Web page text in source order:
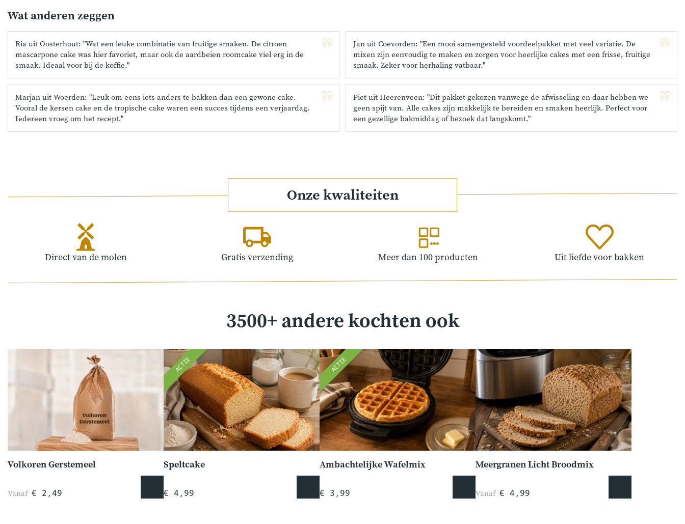
Wat anderen zeggen
Ria uit Oosterhout: "Wat een leuke combinatie van fruitige smaken. De citroen
mascarpone cake was hier favoriet, maar ook de aardbeien roomcake viel erg in de
smaak. Ideaal voor bij de koffie."
Jan uit Coevorden: "Een mooi samengesteld voordeelpakket met veel variatie. De
mixen zijn eenvoudig te maken en zorgen voor heerlijke cakes met een frisse, fruitige
smaak. Zeker voor herhaling vatbaar."
Marjan uit Woerden: "Leuk om eens iets anders te bakken dan een gewone cake.
Vooral de kersen cake en de tropische cake waren een succes tijdens een verjaardag.
Iedereen vroeg om het recept."
Piet uit Heerenveen: "Dit pakket gekozen vanwege de afwisseling en daar hebben we
geen spijt van. Alle cakes zijn makkelijk te bereiden en smaken heerlijk. Perfect voor
een gezellige bakmiddag of bezoek dat langskomt."
Onze kwaliteiten
Direct van de molen Gratis verzending Meer dan 100 producten Uit liefde voor bakken
3500+ andere kochten ook
Volkoren Gerstemeel
Vanaf € 2,49
ACTIE
Speltcake
€ 4,99
ACTIE
Ambachtelijke Wafelmix
€ 3,99
Meergranen Licht Broodmix
Vanaf € 4,99